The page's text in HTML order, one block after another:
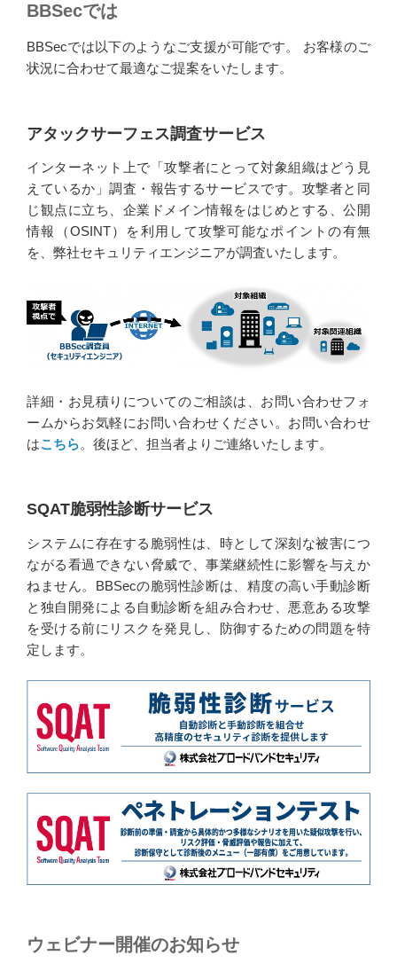
BBSecでは
BBSecでは以下のようなご支援が可能です。 お客様のご
状況に合わせて最適なご提案をいたします。
アタックサーフェス調査サービス
インターネット上で「攻撃者にとって対象組織はどう見
えているか」調査・報告するサービスです。攻撃者と同
じ観点に立ち、企業ドメイン情報をはじめとする、公開
情報（OSINT）を利用して攻撃可能なポイントの有無
を、弊社セキュリティエンジニアが調査いたします。
詳細・お見積りについてのご相談は、お問い合わせフォ
ームからお気軽にお問い合わせください。お問い合わせ
はこちら。後ほど、担当者よりご連絡いたします。
SQAT脆弱性診断サービス
システムに存在する脆弱性は、時として深刻な被害につ
ながる看過できない脅威で、事業継続性に影響を与えか
ねません。BBSecの脆弱性診断は、精度の高い手動診断
と独自開発による自動診断を組み合わせ、悪意ある攻撃
を受ける前にリスクを発見し、防御するための問題を特
定します。
ウェビナー開催のお知らせ